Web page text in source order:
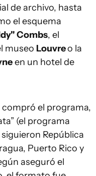
de archivo, hasta
el esquema
Combs, el
museo Louvreo la
en un hotel de
compró el programa,
(el programa
República
Puerto Rico y
aseguró el